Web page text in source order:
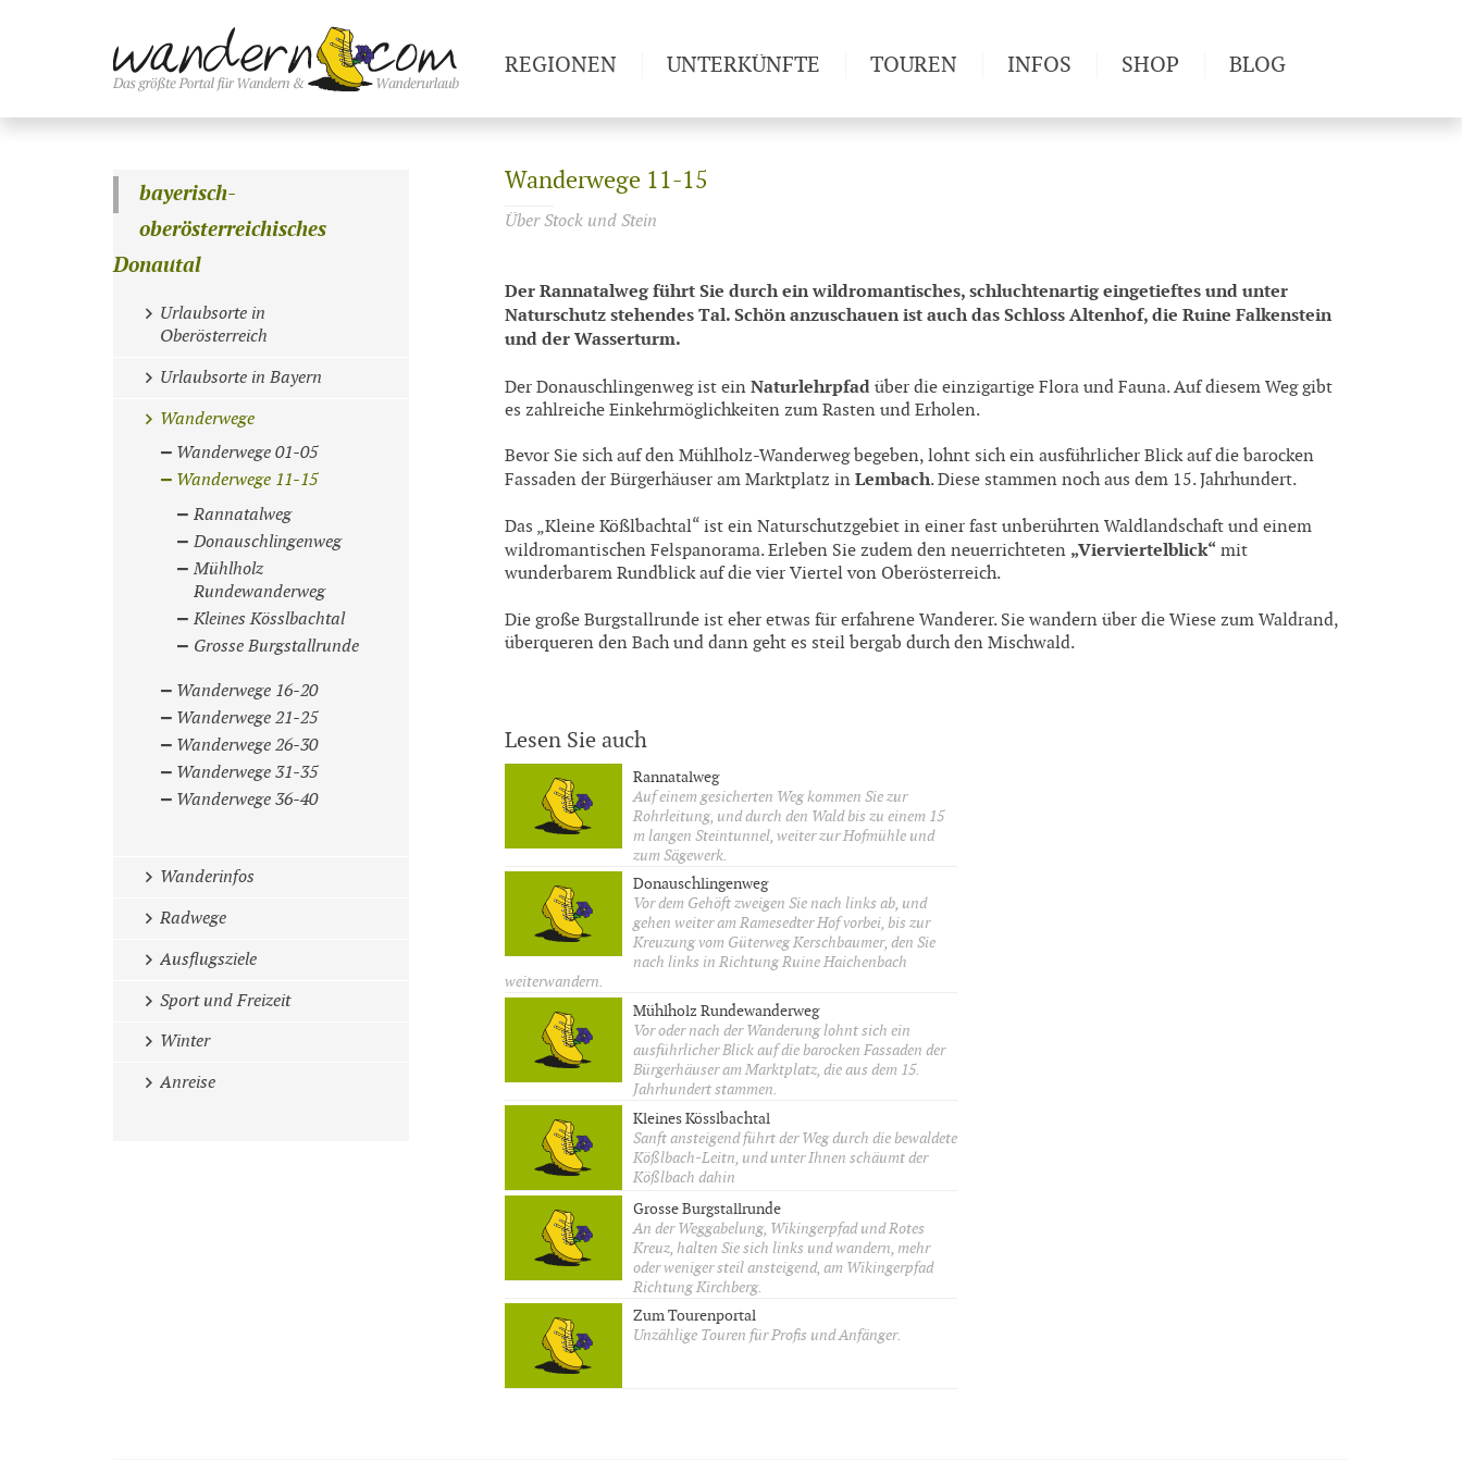
Wanderwege 11-15
Über Stock und Stein
Der Rannatalweg führt Sie durch ein wildromantisches, schluchtenartig eingetieftes und unter
Naturschutz stehendes Tal. Schön anzuschauen ist auch das Schloss Altenhof, die Ruine Falkenstein
und der Wasserturm.
Der Donauschlingenweg ist ein Naturlehrpfad über die einzigartige Flora und Fauna. Auf diesem Weg gibt
es zahlreiche Einkehrmöglichkeiten zum Rasten und Erholen.
Bevor Sie sich auf den Mühlholz-Wanderweg begeben, lohnt sich ein ausführlicher Blick auf die barocken
Fassaden der Bürgerhäuser am Marktplatz in Lembach. Diese stammen noch aus dem 15. Jahrhundert.
Das „Kleine Kößlbachtal“ ist ein Naturschutzgebiet in einer fast unberührten Waldlandschaft und einem
wildromantischen Felspanorama. Erleben Sie zudem den neuerrichteten „Vierviertelblick“ mit
wunderbarem Rundblick auf die vier Viertel von Oberösterreich.
Die große Burgstallrunde ist eher etwas für erfahrene Wanderer. Sie wandern über die Wiese zum Waldrand,
überqueren den Bach und dann geht es steil bergab durch den Mischwald.
Lesen Sie auch
Rannatalweg
Auf einem gesicherten Weg kommen Sie zur
Rohrleitung, und durch den Wald bis zu einem 15
m langen Steintunnel, weiter zur Hofmühle und
zum Sägewerk.
Donauschlingenweg
Vor dem Gehöft zweigen Sie nach links ab, und
gehen weiter am Ramesedter Hof vorbei, bis zur
Kreuzung vom Güterweg Kerschbaumer, den Sie
nach links in Richtung Ruine Haichenbach
weiterwandern.
Mühlholz Rundewanderweg
Vor oder nach der Wanderung lohnt sich ein
ausführlicher Blick auf die barocken Fassaden der
Bürgerhäuser am Marktplatz, die aus dem 15.
Jahrhundert stammen.
Kleines Kösslbachtal
Sanft ansteigend führt der Weg durch die bewaldete
Kößlbach-Leitn, und unter Ihnen schäumt der
Kößlbach dahin
Grosse Burgstallrunde
An der Weggabelung, Wikingerpfad und Rotes
Kreuz, halten Sie sich links und wandern, mehr
oder weniger steil ansteigend, am Wikingerpfad
Richtung Kirchberg.
Zum Tourenportal
Unzählige Touren für Profis und Anfänger.
bayerisch-
oberösterreichisches
Donautal
Urlaubsorte in
Oberösterreich
Urlaubsorte in Bayern
Wanderwege
Wanderwege 01-05
Wanderwege 11-15
Rannatalweg
Donauschlingenweg
Mühlholz
Rundewanderweg
Kleines Kösslbachtal
Grosse Burgstallrunde
Wanderwege 16-20
Wanderwege 21-25
Wanderwege 26-30
Wanderwege 31-35
Wanderwege 36-40
Wanderinfos
Radwege
Ausflugsziele
Sport und Freizeit
Winter
Anreise
REGIONEN UNTERKÜNFTE TOUREN INFOS
Newsletter
SHOP BLOG